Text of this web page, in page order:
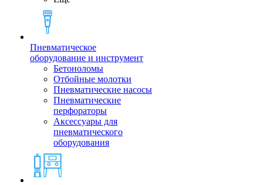
Пневматическое
оборудование и инструмент
Бетоноломы
Отбойные молотки
Пневматические насосы
Пневматические
перфораторы
Аксессуары для
пневматического
оборудования